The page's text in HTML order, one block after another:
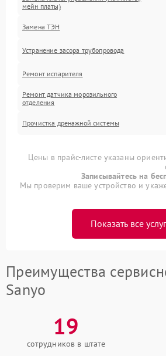
мейн платы)
Замена ТЭН
Устранение засора трубопровода
Ремонт испарителя
Ремонт датчика морозильного
отделения
Прочистка дренажной системы
Цены в прайс-листе указаны
Записывайтесь на
Мы проверим ваше устройство и
Показать все
Преимущества
Sanyo
19
сотрудников в штате